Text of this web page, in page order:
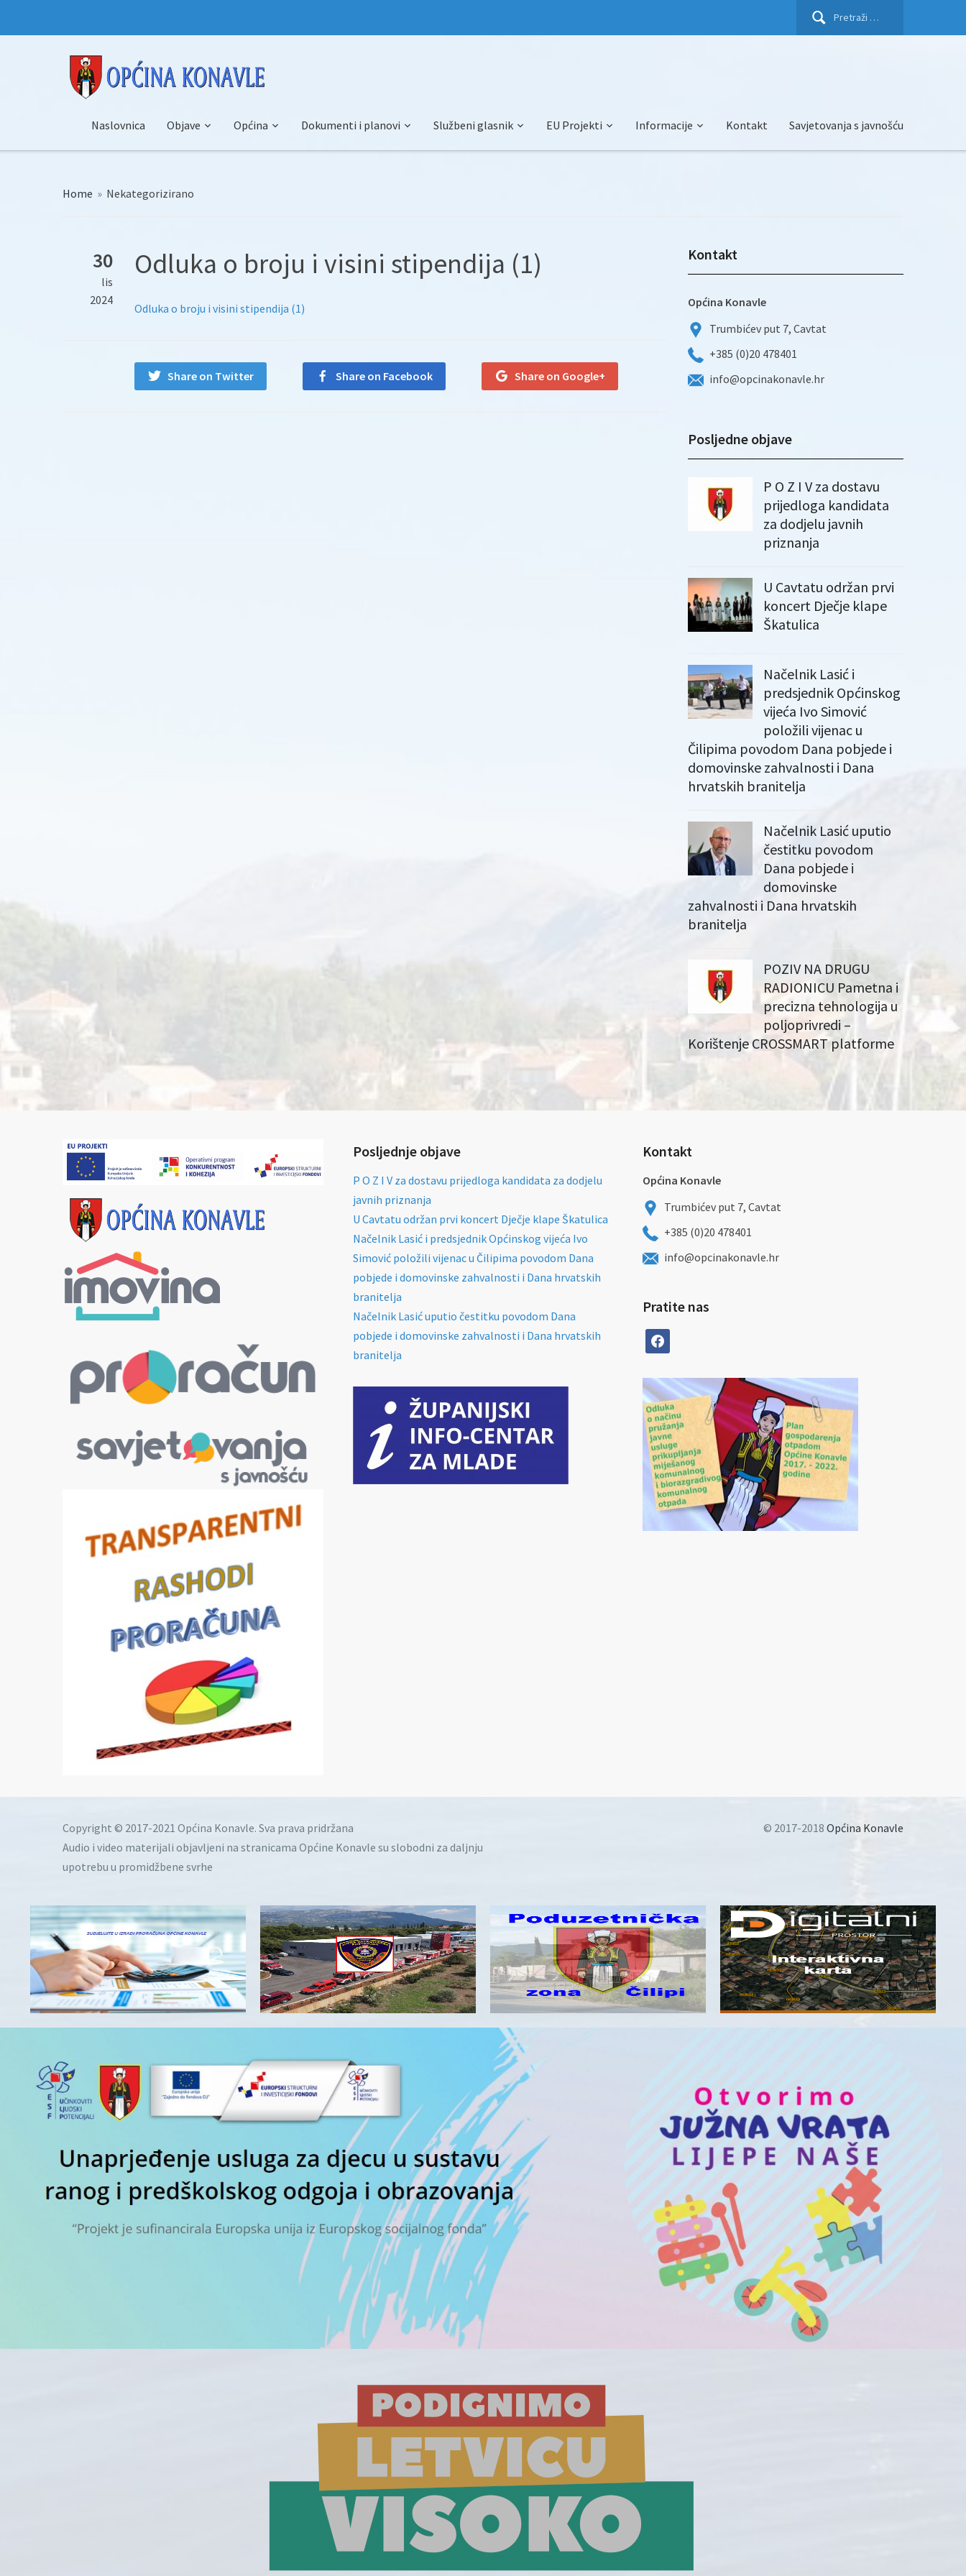
Pretraži:
Naslovnica Objave Općina Dokumenti i planovi Službeni glasnik EU Projekti Informacije Kontakt Savjetovanja s javnošću
Home » Nekategorizirano
30
lis
2024
Odluka o broju i visini stipendija (1)
Odluka o broju i visini stipendija (1)
Share on Twitter Share on Facebook Share on Google+
Kontakt
Općina Konavle
Trumbićev put 7, Cavtat
+385 (0)20 478401
info@opcinakonavle.hr
Posljedne objave
P O Z I V za dostavu
prijedloga kandidata
za dodjelu javnih
priznanja
U Cavtatu održan prvi
koncert Dječje klape
Škatulica
Načelnik Lasić i
predsjednik Općinskog
vijeća Ivo Simović
položili vijenac u
Čilipima povodom Dana pobjede i
domovinske zahvalnosti i Dana
hrvatskih branitelja
Načelnik Lasić uputio
čestitku povodom
Dana pobjede i
domovinske
zahvalnosti i Dana hrvatskih
branitelja
POZIV NA DRUGU
RADIONICU Pametna i
precizna tehnologija u
poljoprivredi –
Korištenje CROSSMART platforme
Posljednje objave
P O Z I V za dostavu prijedloga kandidata za dodjelu
javnih priznanja
U Cavtatu održan prvi koncert Dječje klape Škatulica
Načelnik Lasić i predsjednik Općinskog vijeća Ivo
Simović položili vijenac u Čilipima povodom Dana
pobjede i domovinske zahvalnosti i Dana hrvatskih
branitelja
Načelnik Lasić uputio čestitku povodom Dana
pobjede i domovinske zahvalnosti i Dana hrvatskih
branitelja
Kontakt
Općina Konavle
Trumbićev put 7, Cavtat
+385 (0)20 478401
info@opcinakonavle.hr
Pratite nas
facebook
Copyright © 2017-2021 Općina Konavle. Sva prava pridržana
Audio i video materijali objavljeni na stranicama Općine Konavle su slobodni za daljnju
upotrebu u promidžbene svrhe
© 2017-2018 Općina Konavle